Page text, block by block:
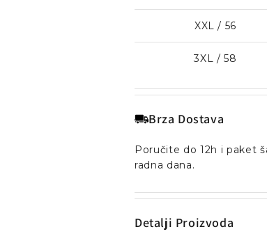
XXL / 56
3XL / 58
Brza Dostava
Poručite do 12h i paket
radna dana.
Detalji Proizvoda